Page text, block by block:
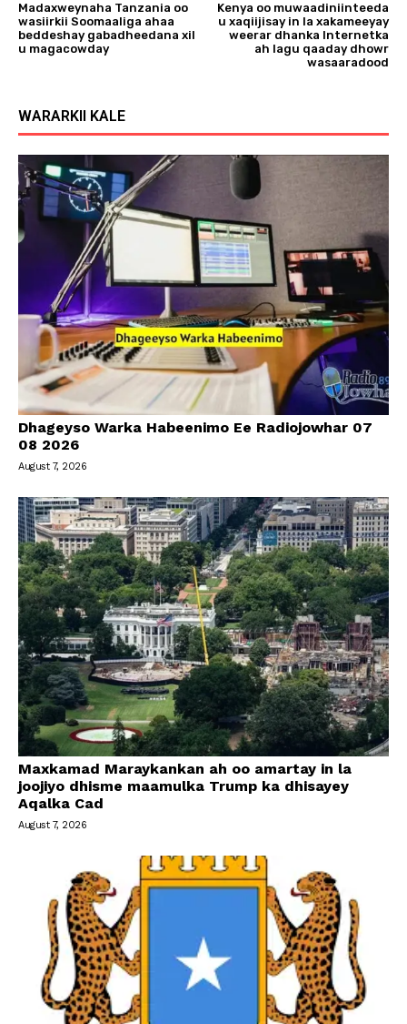
Madaxweynaha Tanzania oo
wasiirkii Soomaaliga ahaa
beddeshay gabadheedana xil
u magacowday
Kenya oo muwaadiniinteeda
u xaqiijisay in la xakameeyay
weerar dhanka Internetka
ah lagu qaaday dhowr
wasaaradood
WARARKII KALE
Dhageyso Warka Habeenimo Ee Radiojowhar 07
08 2026
August 7, 2026
Maxkamad Maraykankan ah oo amartay in la
joojiyo dhisme maamulka Trump ka dhisayey
Aqalka Cad
August 7, 2026